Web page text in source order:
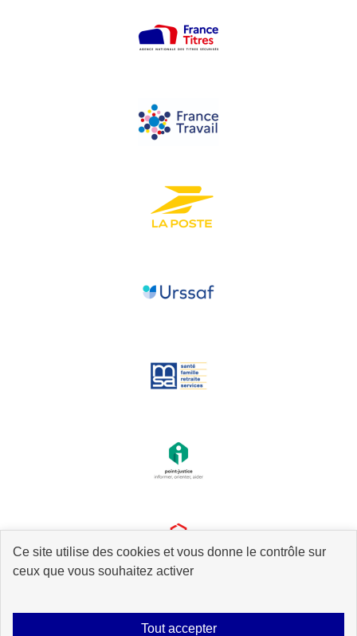
Ce site utilise des cookies et vous donne le contrôle sur
ceux que vous souhaitez activer
Tout accepter